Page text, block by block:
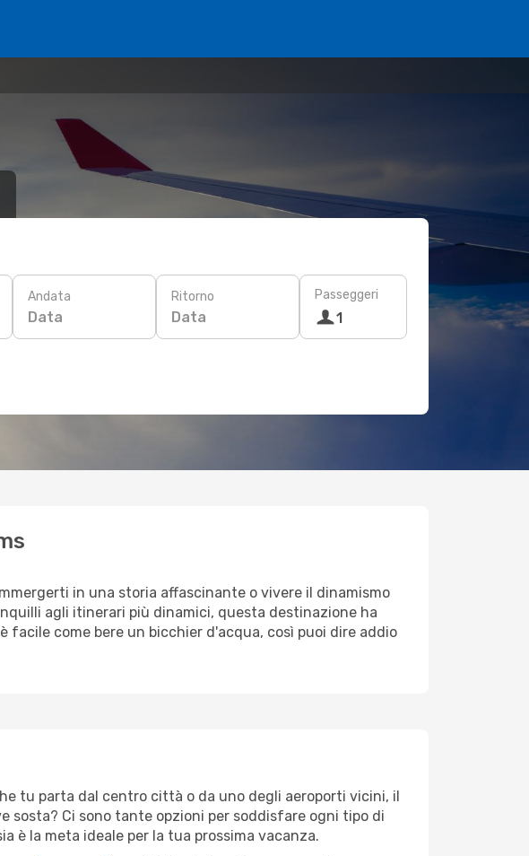
Andata
Data
Ritorno
Data
Passeggeri
1
in una storia affascinante o vivere il dinamismo
agli itinerari più dinamici, questa destinazione ha
facile come bere un bicchier d'acqua, così puoi dire addio
tu parta dal centro città o da uno degli aeroporti vicini, il
sosta? Ci sono tante opzioni per soddisfare ogni tipo di
è la meta ideale per la tua prossima vacanza.